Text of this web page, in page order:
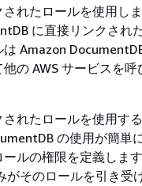
れたロールを使用しま
に直接リンクされ
Amazon
の AWS サービスを
れたロールを使用す
の使用が簡単
ルの権限を定義しま
がそのロールを引き受